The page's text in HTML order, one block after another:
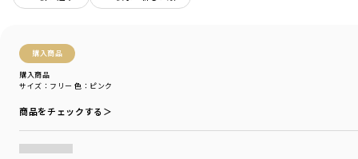
購入商品
購入商品
サイズ：フリー 色：ピンク
商品をチェックする＞
ブランド
シーズン
カテゴリ
／ ベビーウェア
カラー
／ブラウン